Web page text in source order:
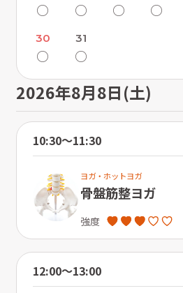
〇 〇 〇 〇
30
〇
31
〇
2026年8月8日(土)
10:30〜11:30
ヨガ・ホットヨガ
骨盤筋整ヨガ
強度
12:00〜13:00